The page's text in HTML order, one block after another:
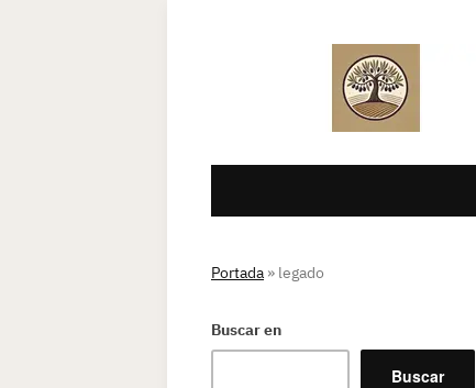
Portada » legado
Buscar en
Buscar